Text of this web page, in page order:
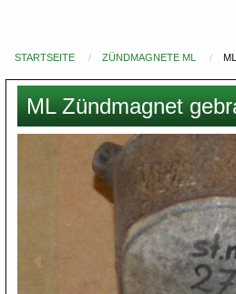
Du
bist
hier
STARTSEITE ZÜNDMAGNETE ML
ML Zündmagnet